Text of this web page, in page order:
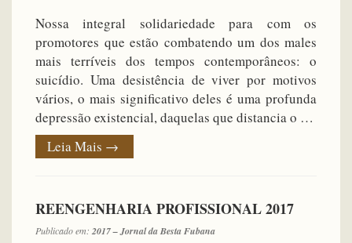
Nossa integral solidariedade para com os
promotores que estão combatendo um dos males
mais terríveis dos tempos contemporâneos: o
suicídio. Uma desistência de viver por motivos
vários, o mais significativo deles é uma profunda
depressão existencial, daquelas que distancia o …
Leia Mais →
REENGENHARIA PROFISSIONAL 2017
Publicado em: 2017 – Jornal da Besta Fubana